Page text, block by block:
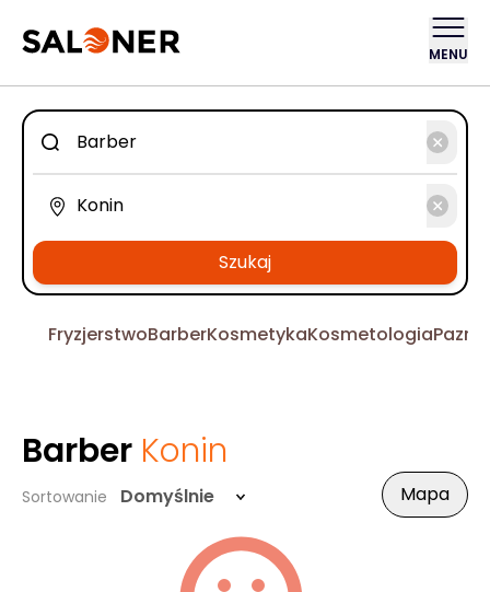
MENU
Szukaj
FryzjerstwoBarberKosmetykaKosmetologia
Barber Konin
Sortowanie Domyślnie Mapa